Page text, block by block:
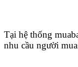
Tại hệ thống
nhu cầu người